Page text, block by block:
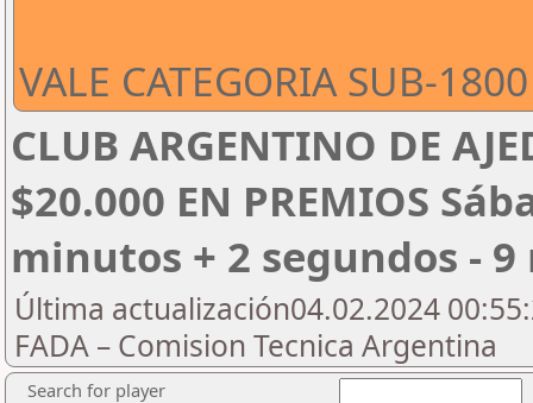
VALE CATEGORIA SUB-
CLUB ARGENTINO DE
$20.000 EN PREMIOS
minutos + 2 segundos - 9
Última actualización04.02.2024
FADA – Comision Tecnica Argentina
Search for player